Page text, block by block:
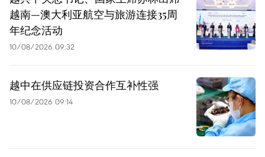
越南—澳大利亚航空与旅游连接35周
年纪念活动
10/08/2026 09:32
越中在供应链投资合作互补性强
10/08/2026 09:14